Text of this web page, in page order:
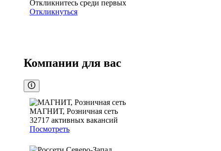
Откликнитесь среди первых
Откликнуться
Компании для вас
МАГНИТ, Розничная сеть
32717 активных вакансий
Посмотреть